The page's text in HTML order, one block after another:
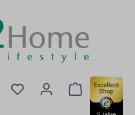
Du hast 0 Produkte